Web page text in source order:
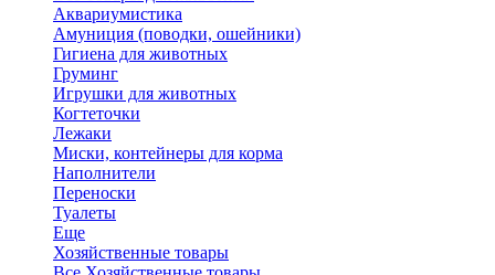
Аквариумистика
Амуниция (поводки, ошейники)
Гигиена для животных
Груминг
Игрушки для животных
Когтеточки
Лежаки
Миски, контейнеры для корма
Наполнители
Переноски
Туалеты
Еще
Хозяйственные товары